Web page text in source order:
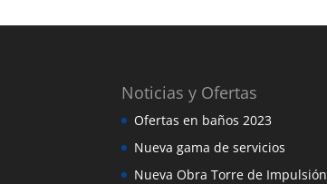
Noticias y Ofertas
Ofertas en baños 2023
Nueva gama de servicios
Nueva Obra Torre de Impulsión